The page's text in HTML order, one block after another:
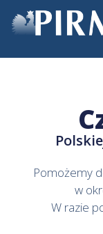
Przejdź
Pomożemy
w
W razie